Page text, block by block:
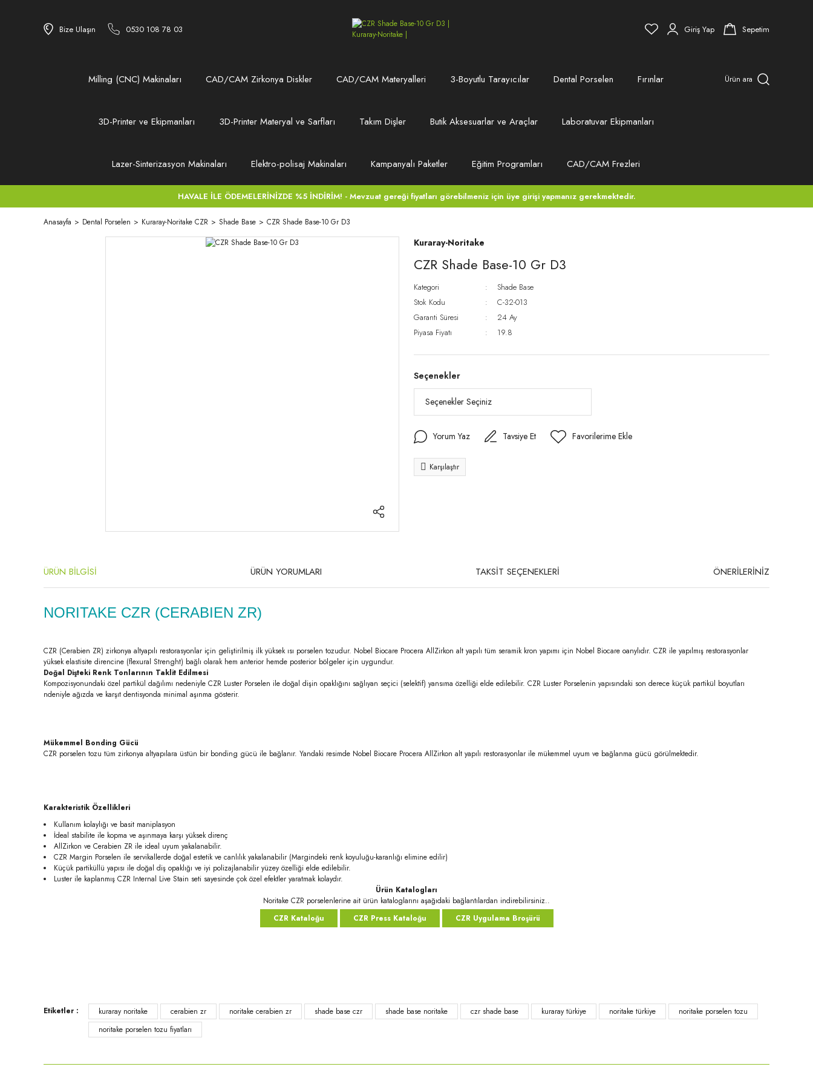
Bize Ulaşın 0530 108 78 03 Giriş Yap Sepetim
Milling (CNC) Makinaları CAD/CAM Zirkonya Diskler CAD/CAM Materyalleri 3-Boyutlu Tarayıcılar Dental Porselen Fırınlar
3D-Printer ve Ekipmanları 3D-Printer Materyal ve Sarfları Takım Dişler Butik Aksesuarlar ve Araçlar Laboratuvar Ekipmanları
Lazer-Sinterizasyon Makinaları Elektro-polisaj Makinaları Kampanyalı Paketler Eğitim Programları CAD/CAM Frezleri
Ürün ara
HAVALE İLE ÖDEMELERİNİZDE %5 İNDİRİM! - Mevzuat gereği fiyatları görebilmeniz için üye girişi yapmanız gerekmektedir.
Anasayfa Dental Porselen Kuraray-Noritake CZR Shade Base CZR Shade Base-10 Gr D3
Kuraray-Noritake
CZR Shade Base-10 Gr D3
Kategori
Shade Base
Stok Kodu
C-32-013
Garanti Süresi
24 Ay
Piyasa Fiyatı
19.8
Seçenekler
Yorum Yaz Tavsiye Et
Karşılaştır
ÜRÜN BİLGİSİ ÜRÜN YORUMLARI TAKSİT SEÇENEKLERİ ÖNERİLERİNİZ
NORITAKE CZR (CERABIEN ZR)
CZR (Cerabien ZR) zirkonya altyapılı restorasyonlar için geliştirilmiş ilk yüksek ısı porselen tozudur. Nobel Biocare Procera AllZirkon alt yapılı tüm seramik kron yapımı için Nobel Biocare oanylıdır. CZR ile yapılmış restorasyonlar
yüksek elastisite direncine (flexural Strenght) bağlı olarak hem anterior hemde posterior bölgeler için uygundur.
Doğal Dişteki Renk Tonlarının Taklit Edilmesi
Kompozisyonundaki özel partikül dağılımı nedeniyle CZR Luster Porselen ile doğal dişin opaklığını sağlıyan seçici (selektif) yansıma özelliği elde edilebilir. CZR Luster Porselenin yapısındaki son derece küçük partikül boyutları
ndeniyle ağızda ve karşıt dentisyonda minimal aşınma gösterir.
Mükemmel Bonding Gücü
CZR porselen tozu tüm zirkonya altyapılara üstün bir bonding gücü ile bağlanır. Yandaki resimde Nobel Biocare Procera AllZirkon alt yapılı restorasyonlar ile mükemmel uyum ve bağlanma gücü görülmektedir.
Karakteristik Özellikleri
Kullanım kolaylığı ve basit maniplasyon
İdeal stabilite ile kopma ve aşınmaya karşı yüksek direnç
AllZirkon ve Cerabien ZR ile ideal uyum yakalanabilir.
CZR Margin Porselen ile servikallerde doğal estetik ve canlılık yakalanabilir (Margindeki renk koyuluğu-karanlığı elimine edilir)
Küçük partiküllü yapısı ile doğal diş opaklığı ve iyi polizajlanabilir yüzey özelliği elde edilebilir.
Luster ile kaplanmış CZR Internal Live Stain seti sayesinde çok özel efektler yaratmak kolaydır.
Ürün Katalogları
Noritake CZR porselenlerine ait ürün kataloglarını aşağıdaki bağlantılardan indirebilirsiniz..
CZR Kataloğu
CZR Press Kataloğu CZR Uygulama Broşürü
Bu ürüne ilk yorumu siz yapın!
Bu ürünün fiyat bilgisi, resim, ürün açıklamalarında ve diğer konularda yetersiz gördüğünüz noktaları öneri formunu kullanarak tarafımıza iletebilirsiniz.
Görüş ve önerileriniz için teşekkür ederiz.
Etiketler : kuraray noritake cerabien zr noritake cerabien zr shade base czr shade base noritake czr shade base kuraray türkiye noritake türkiye
noritake porselen tozu
noritake porselen tozu fiyatları